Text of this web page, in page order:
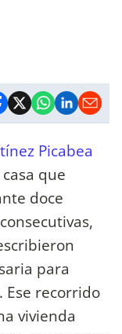
Picabea
que
doce
para
Ese recorrido
vivienda